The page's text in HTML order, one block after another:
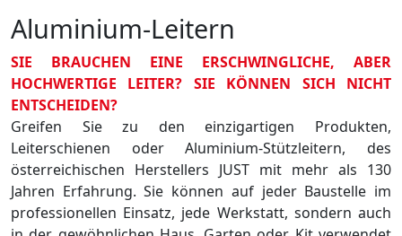
Aluminium-Leitern
SIE BRAUCHEN EINE ERSCHWINGLICHE, ABER
HOCHWERTIGE LEITER? SIE KÖNNEN SICH NICHT
ENTSCHEIDEN?
Greifen Sie zu den einzigartigen Produkten,
Leiterschienen oder Aluminium-Stützleitern, des
österreichischen Herstellers JUST mit mehr als 130
Jahren Erfahrung. Sie können auf jeder Baustelle im
professionellen Einsatz, jede Werkstatt, sondern auch